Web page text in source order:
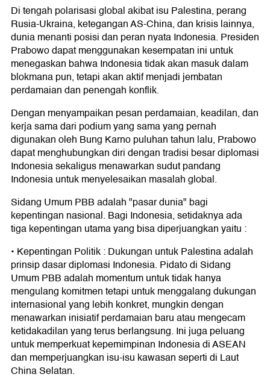
Di tengah polarisasi global akibat isu Palestina, perang
Rusia-Ukraina, ketegangan AS-China, dan krisis lainnya,
dunia menanti posisi dan peran nyata Indonesia. Presiden
Prabowo dapat menggunakan kesempatan ini untuk
menegaskan bahwa Indonesia tidak akan masuk dalam
blokmana pun, tetapi akan aktif menjadi jembatan
perdamaian dan penengah konflik.
Dengan menyampaikan pesan perdamaian, keadilan, dan
kerja sama dari podium yang sama yang pernah
digunakan oleh Bung Karno puluhan tahun lalu, Prabowo
dapat menghubungkan diri dengan tradisi besar diplomasi
Indonesia sekaligus menawarkan sudut pandang
Indonesia untuk menyelesaikan masalah global.
Sidang Umum PBB adalah "pasar dunia" bagi
kepentingan nasional. Bagi Indonesia, setidaknya ada
tiga kepentingan utama yang bisa diperjuangkan yaitu :
• Kepentingan Politik : Dukungan untuk Palestina adalah
prinsip dasar diplomasi Indonesia. Pidato di Sidang
Umum PBB adalah momentum untuk tidak hanya
mengulang komitmen tetapi untuk menggalang dukungan
internasional yang lebih konkret, mungkin dengan
menawarkan inisiatif perdamaian baru atau mengecam
ketidakadilan yang terus berlangsung. Ini juga peluang
untuk memperkuat kepemimpinan Indonesia di ASEAN
dan memperjuangkan isu-isu kawasan seperti di Laut
China Selatan.